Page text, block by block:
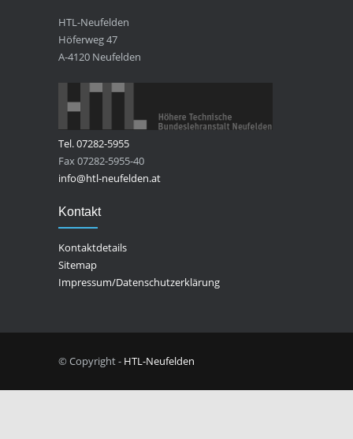
HTL-Neufelden
Höferweg 47
A-4120 Neufelden
Tel. 07282-5955
Fax 07282-5955-40
info@htl-neufelden.at
Kontakt
Kontaktdetails
Sitemap
Impressum/Datenschutzerklärung
© Copyright - HTL-Neufelden